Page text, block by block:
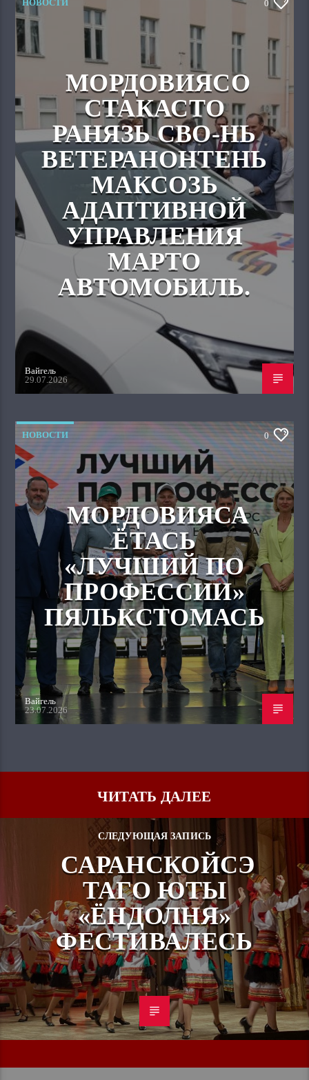
НОВОСТИ 0
МОРДОВИЯСО
СТАКАСТО
РАНЯЗЬ СВО-НЬ
ВЕТЕРАНОНТЕНЬ
МАКСОЗЬ
АДАПТИВНОЙ
УПРАВЛЕНИЯ
МАРТО
АВТОМОБИЛЬ.
Вайгель
29.07.2026
НОВОСТИ 0
МОРДОВИЯСА
ЁТАСЬ
«ЛУЧШИЙ ПО
ПРОФЕССИИ»
ПЯЛЬКСТОМАСЬ
Вайгель
23.07.2026
ЧИТАТЬ ДАЛЕЕ
СЛЕДУЮЩАЯ ЗАПИСЬ
САРАНСКОЙСЭ
ТАГО ЮТЫ
«ЁНДОЛНЯ»
ФЕСТИВАЛЕСЬ